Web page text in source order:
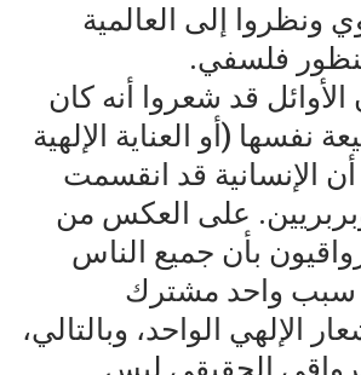
ونظروا إلى العالمية
فلسفي.
الأوائل قد شعروا أنه كان
نفسها (أو العناية الإلهية
زيوس) Zeus أن الإنسانية قد انقسمت
وبربريين. على العكس من
بأن جميع الناس
سبب واحد مشترك
الإلهي الواحد، وبالتالي،